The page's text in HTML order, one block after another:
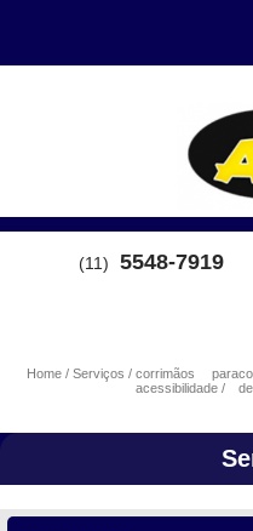
(11) 5548-7919
Home Serviços
corrimãos para
acessibilidade